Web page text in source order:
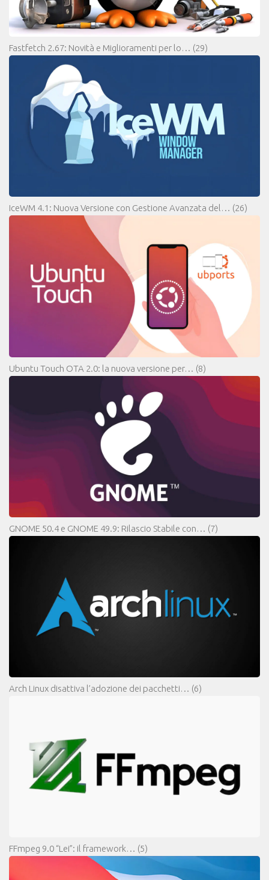
Fastfetch 2.67: Novità e Miglioramenti per lo… (29)
IceWM 4.1: Nuova Versione con Gestione Avanzata del… (26)
Ubuntu Touch OTA 2.0: la nuova versione per… (8)
GNOME 50.4 e GNOME 49.9: Rilascio Stabile con… (7)
Arch Linux disattiva l’adozione dei pacchetti… (6)
FFmpeg 9.0 “Lei”: il framework… (5)